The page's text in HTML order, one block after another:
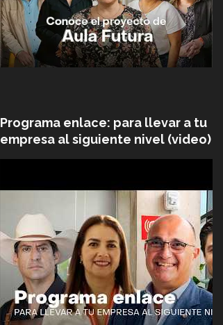
Programa enlace: para llevar a tu
empresa al siguiente nivel (video)